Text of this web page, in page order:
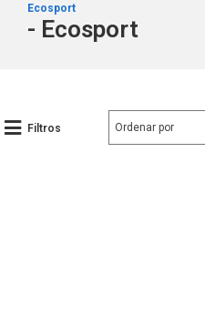
Ecosport
- Ecosport
Filtros